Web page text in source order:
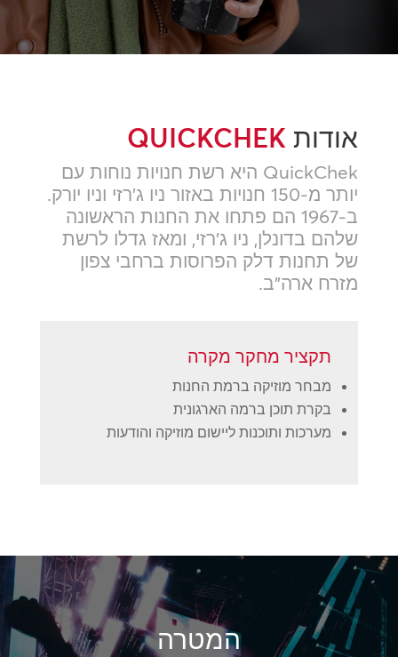
אודות QUICKCHEK
QuickChek היא רשת חנויות נוחות עם
יותר מ-150 חנויות באזור ניו ג'רזי וניו יורק.
ב-1967 הם פתחו את החנות הראשונה
שלהם בדונלן, ניו ג'רזי, ומאז גדלו לרשת
של תחנות דלק הפרוסות ברחבי צפון
מזרח ארה"ב.
תקציר מחקר מקרה
מבחר מוזיקה ברמת החנות
בקרת תוכן ברמה הארגונית
מערכות ותוכנות ליישום מוזיקה והודעות
המטרה